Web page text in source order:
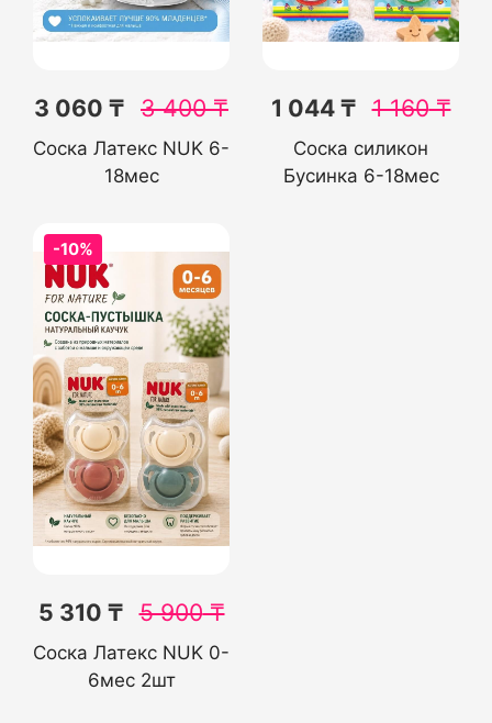
3 060 ₸ 3 400₸
Соска Латекс NUK 6-
18мес
1 044 ₸ 1 160₸
Соска силикон
Бусинка 6-18мес
-10%
5 310 ₸ 5 900₸
Соска Латекс NUK 0-
6мес 2шт